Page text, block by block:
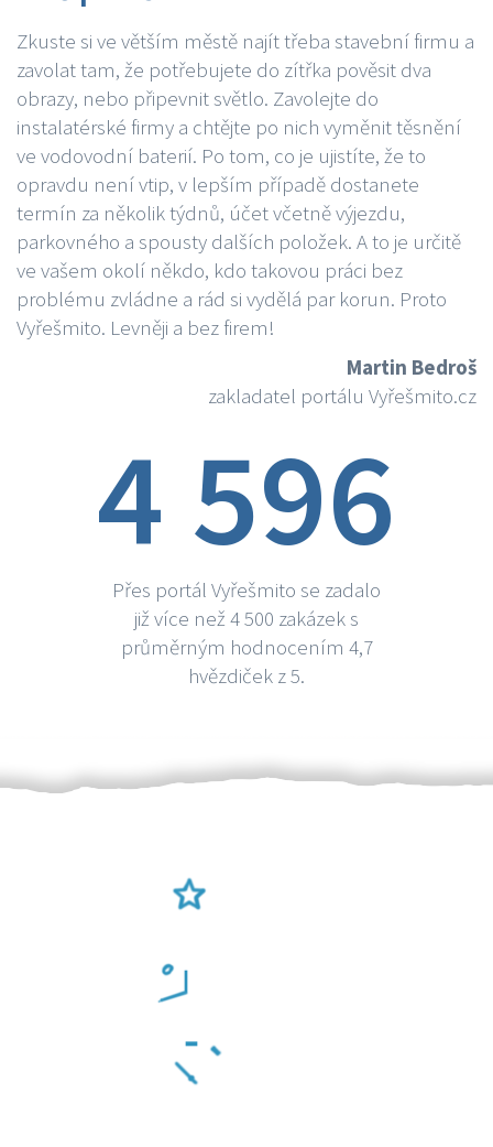
Zkuste si ve větším městě najít třeba stavební firmu a
zavolat tam, že potřebujete do zítřka pověsit dva
obrazy, nebo připevnit světlo. Zavolejte do
instalatérské firmy a chtějte po nich vyměnit těsnění
ve vodovodní baterií. Po tom, co je ujistíte, že to
opravdu není vtip, v lepším případě dostanete
termín za několik týdnů, účet včetně výjezdu,
parkovného a spousty dalších položek. A to je určitě
ve vašem okolí někdo, kdo takovou práci bez
problému zvládne a rád si vydělá par korun. Proto
Vyřešmito. Levněji a bez firem!
Martin Bedroš
zakladatel portálu Vyřešmito.cz
4 596
Přes portál Vyřešmito se zadalo
již více než 4 500 zakázek s
průměrným hodnocením 4,7
hvězdiček z 5.